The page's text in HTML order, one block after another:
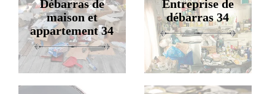
Débarras de
maison et
appartement 34
Entreprise de
débarras 34